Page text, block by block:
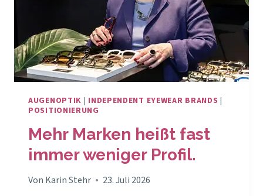
AUGENOPTIK | INDEPENDENT EYEWEAR BRANDS |
POSITIONIERUNG
Mehr Marken heißt fast
immer weniger Profil.
Von Karin Stehr 23. Juli 2026